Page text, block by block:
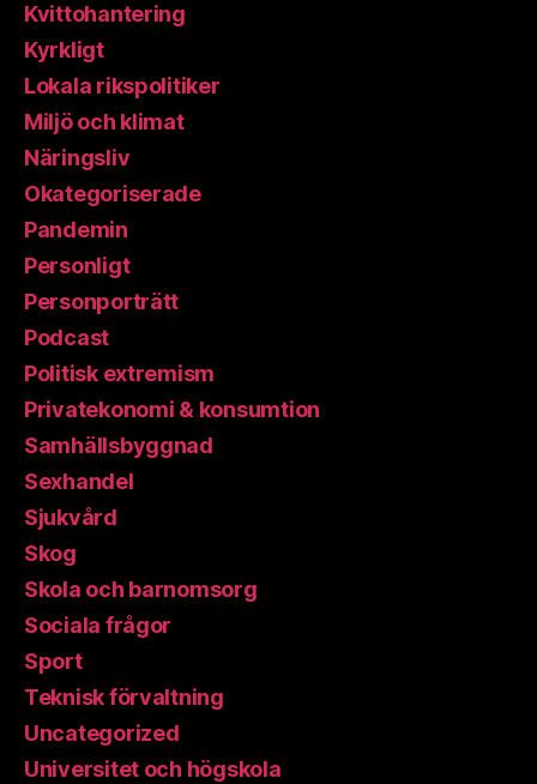
Kvittohantering
Kyrkligt
Lokala rikspolitiker
Miljö och klimat
Näringsliv
Okategoriserade
Pandemin
Personligt
Personporträtt
Podcast
Politisk extremism
Privatekonomi & konsumtion
Samhällsbyggnad
Sexhandel
Sjukvård
Skog
Skola och barnomsorg
Sociala frågor
Sport
Teknisk förvaltning
Uncategorized
Universitet och högskola